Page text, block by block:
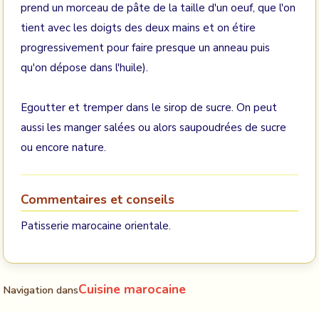
prend un morceau de pâte de la taille d'un oeuf, que l'on
tient avec les doigts des deux mains et on étire
progressivement pour faire presque un anneau puis
qu'on dépose dans l'huile).
Egoutter et tremper dans le sirop de sucre. On peut
aussi les manger salées ou alors saupoudrées de sucre
ou encore nature.
Commentaires et conseils
Patisserie marocaine orientale.
Navigation dansCuisine marocaine